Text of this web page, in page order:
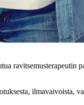
ilmavaivoista,